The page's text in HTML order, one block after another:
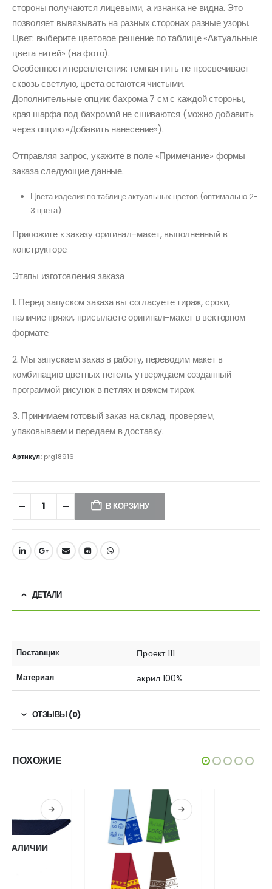
стороны получаются лицевыми, а изнанка не видна. Это
позволяет вывязывать на разных сторонах разные узоры.
Цвет: выберите цветовое решение по таблице «Актуальные
цвета нитей» (на фото).
Особенности переплетения: темная нить не просвечивает
сквозь светлую, цвета остаются чистыми.
Дополнительные опции: бахрома 7 см с каждой стороны,
края шарфа под бахромой не сшиваются (можно добавить
через опцию «Добавить нанесение»).
Отправляя запрос, укажите в поле «Примечание» формы
заказа следующие данные.
Цвета изделия по таблице актуальных цветов (оптимально 2-
3 цвета).
Приложите к заказу оригинал-макет, выполненный в
конструкторе.
Этапы изготовления заказа
1. Перед запуском заказа вы согласуете тираж, сроки,
наличие пряжи, присылаете оригинал-макет в векторном
формате.
2. Мы запускаем заказ в работу, переводим макет в
комбинацию цветных петель, утверждаем созданный
программой рисунок в петлях и вяжем тираж.
3. Принимаем готовый заказ на склад, проверяем,
упаковываем и передаем в доставку.
Артикул: prg18916
В КОРЗИНУ
ДЕТАЛИ
Поставщик Проект 111
Материал акрил 100%
ОТЗЫВЫ (0)
ПОХОЖИЕ